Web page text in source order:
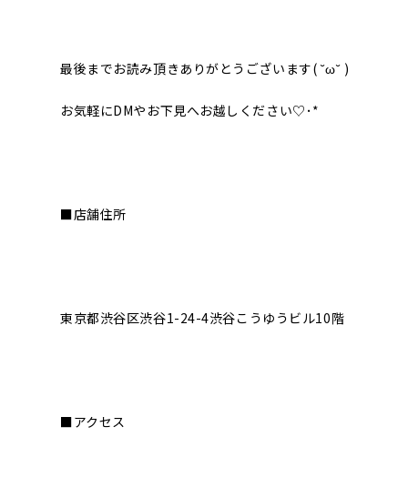
最後までお読み頂きありがとうございます( ˘ω˘ )
お気軽にDMやお下見へお越しください♡･*
■店舗住所
東京都渋谷区渋谷1-24-4渋谷こうゆうビル10階
■アクセス